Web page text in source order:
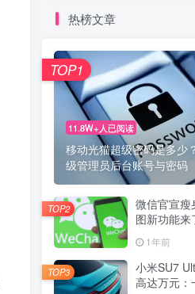
热榜文章
11.8W+人已阅读
移动光猫超级密码是多少
级管理员后台账号与密码
TOP1
微信官宣瘦
图新功能来
1年前
TOP2
小米SU7
高达万元：
TOP3